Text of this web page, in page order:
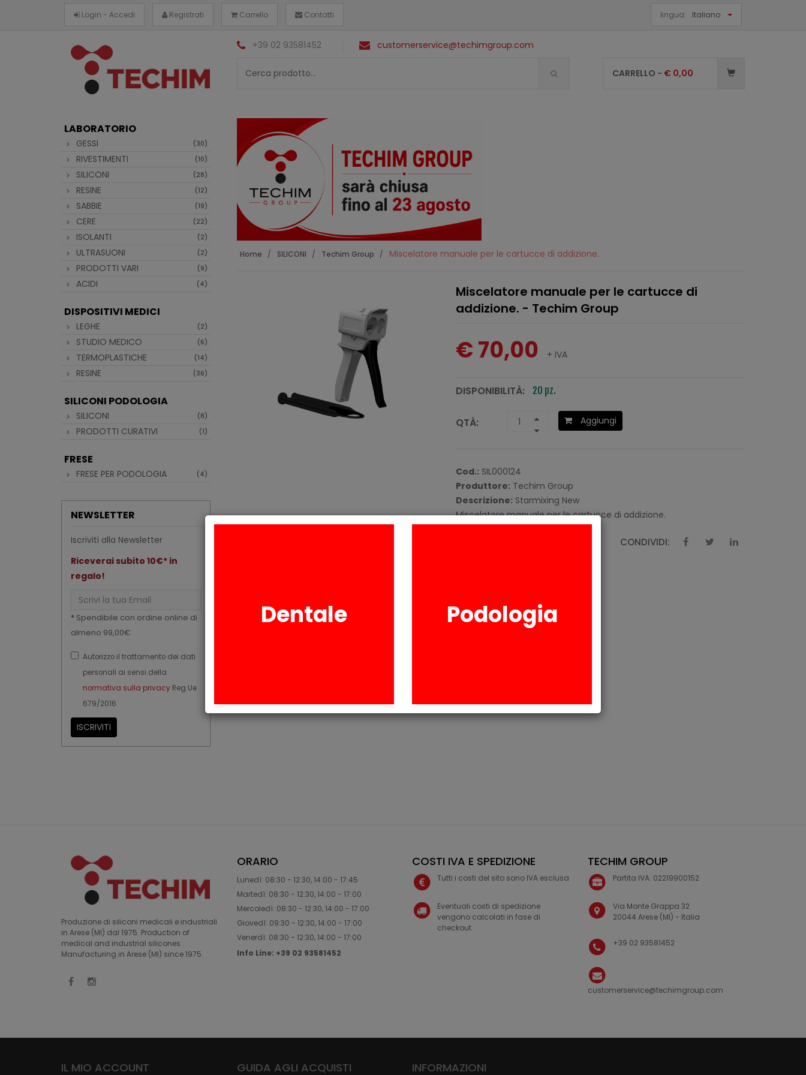
Login - Accedi Registrati Carrello Contatti lingua: Italiano
+39 02 93581452 customerservice@techimgroup.com
CARRELLO - € 0,00
LABORATORIO
GESSI (30)
RIVESTIMENTI (10)
SILICONI (28)
RESINE (12)
SABBIE (19)
CERE (22)
ISOLANTI (2)
ULTRASUONI (2)
PRODOTTI VARI (9)
ACIDI (4)
DISPOSITIVI MEDICI
LEGHE (2)
STUDIO MEDICO (6)
TERMOPLASTICHE (14)
RESINE (36)
SILICONI PODOLOGIA
SILICONI (8)
PRODOTTI CURATIVI (1)
FRESE
FRESE PER PODOLOGIA (4)
NEWSLETTER
Iscriviti alla Newsletter
Riceverai subito 10€* in
regalo!
Email
* Spendibile con ordine online di
almeno 99,00€
Autorizzo il trattamento dei dati
personali ai sensi della
normativa sulla privacy Reg.Ue
679/2016
ISCRIVITI
Home SILICONI Techim Group Miscelatore manuale per le cartucce di addizione.
Miscelatore manuale per le cartucce di
addizione. - Techim Group
€ 70,00 + IVA
DISPONIBILITÀ: 20 pz.
QTÀ: Aggiungi
Cod.: SIL000124
Produttore: Techim Group
Descrizione: Starmixing New
Miscelatore manuale per le cartucce di addizione.
CONDIVIDI:
Produzione di siliconi medicali e industriali
in Arese (MI) dal 1975. Production of
medical and industrial silicones.
Manufacturing in Arese (MI) since 1975.
ORARIO
Lunedì: 08:30 - 12:30, 14:00 - 17:45
Martedì: 08:30 - 12:30, 14:00 - 17:00
Mercoledì: 08:30 - 12:30, 14:00 - 17:00
Giovedì: 09:30 - 12:30, 14:00 - 17:00
Venerdì: 08:30 - 12:30, 14:00 - 17:00
Info Line: +39 02 93581452
COSTI IVA E SPEDIZIONE
Tutti i costi del sito sono IVA esclusa
Eventuali costi di spedizione
vengono calcolati in fase di
checkout
TECHIM GROUP
Partita IVA: 02219900152
Via Monte Grappa 32
20044 Arese (MI) - Italia
+39 02 93581452
customerservice@techimgroup.com
IL MIO ACCOUNT GUIDA AGLI ACQUISTI INFORMAZIONI
Dentale Podologia